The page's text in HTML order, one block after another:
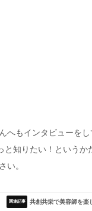
へもインタビューをし
と知りたい！というか
い。
共創共栄で美容師を楽